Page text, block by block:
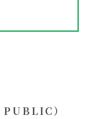
PUBLIC）